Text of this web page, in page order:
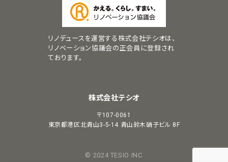
リノデュースを運営する株式会社テシオは、
リノベーション協議会の正会員に登録され
ております。
株式会社テシオ
〒107-0061
東京都港区北青山3-5-14 青山鈴木硝子ビル 8F
© 2024 TESIO INC